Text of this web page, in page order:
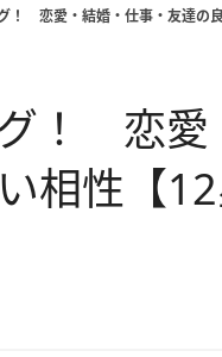
！ 恋愛・結婚・仕事・友達の
！ 恋愛
相性【12